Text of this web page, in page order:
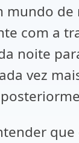
mundo de
com a
noite
vez